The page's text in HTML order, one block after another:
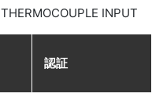
INPUT
認証